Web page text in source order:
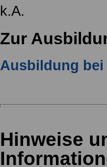
k.A.
Zur
Ausbildung
Hinweise